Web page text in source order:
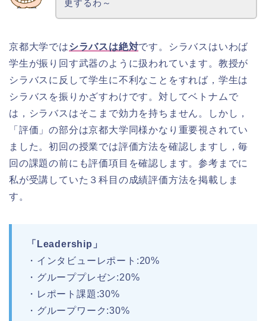
更するわ～
京都大学ではシラバスは絶対です。シラバスはいわば
学生が振り回す武器のように扱われています。教授が
シラバスに反して学生に不利なことをすれば，学生は
シラバスを振りかざすわけです。対してベトナムで
は，シラバスはそこまで効力を持ちません。しかし，
「評価」の部分は京都大学同様かなり重要視されてい
ました。初回の授業では評価方法を確認しますし，毎
回の課題の前にも評価項目を確認します。参考までに
私が受講していた３科目の成績評価方法を掲載しま
す。
「Leadership」
・インタビューレポート:20%
・グループプレゼン:20%
・レポート課題:30%
・グループワーク:30%